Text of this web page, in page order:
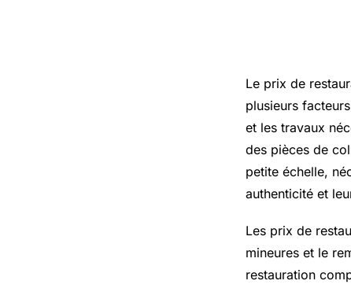
Le prix de
plusieurs
et les travaux
des pièces de
petite échelle,
authenticité et
Les prix de
mineures et le
restauration